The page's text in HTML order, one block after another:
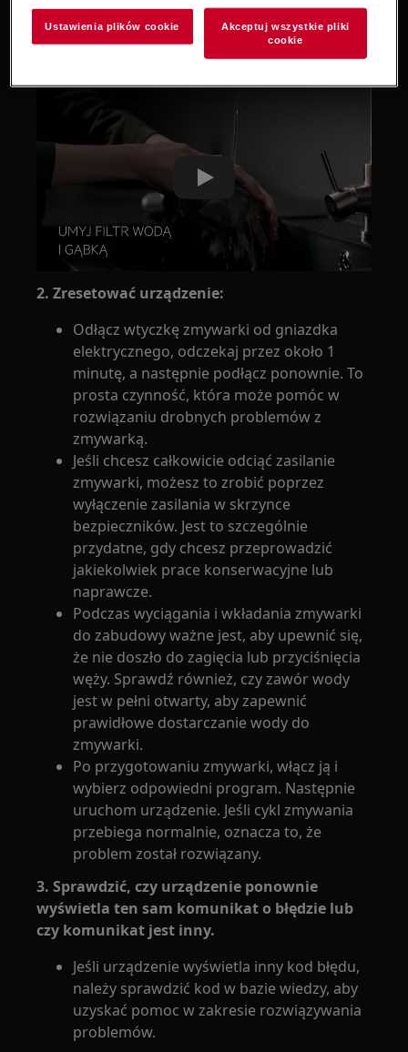
Dowiedź się jak w optymalny sposób wyczyścić filtr
w zmywarce AEG
Play
2. Zresetować urządzenie:
Odłącz wtyczkę zmywarki od gniazdka
elektrycznego, odczekaj przez około 1
minutę, a następnie podłącz ponownie. To
prosta czynność, która może pomóc w
rozwiązaniu drobnych problemów z
zmywarką.
Jeśli chcesz całkowicie odciąć zasilanie
zmywarki, możesz to zrobić poprzez
wyłączenie zasilania w skrzynce
bezpieczników. Jest to szczególnie
przydatne, gdy chcesz przeprowadzić
jakiekolwiek prace konserwacyjne lub
naprawcze.
Podczas wyciągania i wkładania zmywarki
do zabudowy ważne jest, aby upewnić się,
że nie doszło do zagięcia lub przyciśnięcia
węży. Sprawdź również, czy zawór wody
jest w pełni otwarty, aby zapewnić
prawidłowe dostarczanie wody do
zmywarki.
Po przygotowaniu zmywarki, włącz ją i
wybierz odpowiedni program. Następnie
uruchom urządzenie. Jeśli cykl zmywania
przebiega normalnie, oznacza to, że
problem został rozwiązany.
3. Sprawdzić, czy urządzenie ponownie
wyświetla ten sam komunikat o błędzie lub
czy komunikat jest inny.
Jeśli urządzenie wyświetla inny kod błędu,
należy sprawdzić kod w bazie wiedzy, aby
uzyskać pomoc w zakresie rozwiązywania
problemów.
Ustawienia plików cookie
Akceptuj wszystkie pliki
cookie